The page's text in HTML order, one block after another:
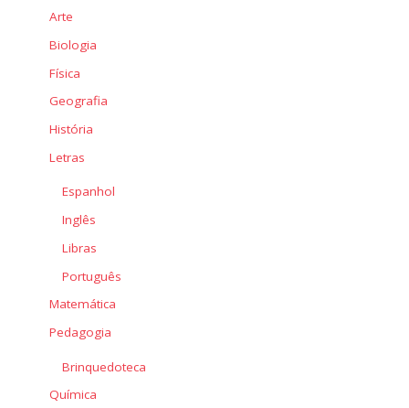
Arte
Biologia
Física
Geografia
História
Letras
Espanhol
Inglês
Libras
Português
Matemática
Pedagogia
Brinquedoteca
Química